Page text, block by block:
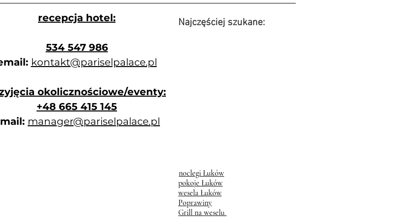
recepcja hotel:
​534 547 986
kontakt@pariselpalace.pl
okolicznościowe/eventy:
+48 665 415 145
manager@pariselpalace.pl
Najczęściej szukane:
noclegi Łuków
pokoje Łuków
wesela Łuków
Poprawiny
Grill na weselu